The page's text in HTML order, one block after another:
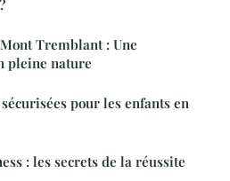
Tremblant : Une
pleine nature
pour les enfants en
: les secrets de la réussite